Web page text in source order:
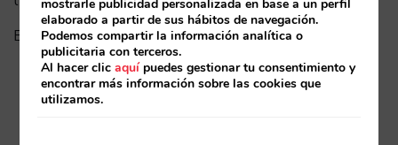
El fin de la era “Book on Metasearch”
mostrarle publicidad personalizada en base a un perfil
elaborado a partir de sus hábitos de navegación.
Podemos compartir la información analítica o
publicitaria con terceros.
Al hacer clicaquípuedes gestionar tu consentimiento y
encontrar más información sobre las cookies que
utilizamos.